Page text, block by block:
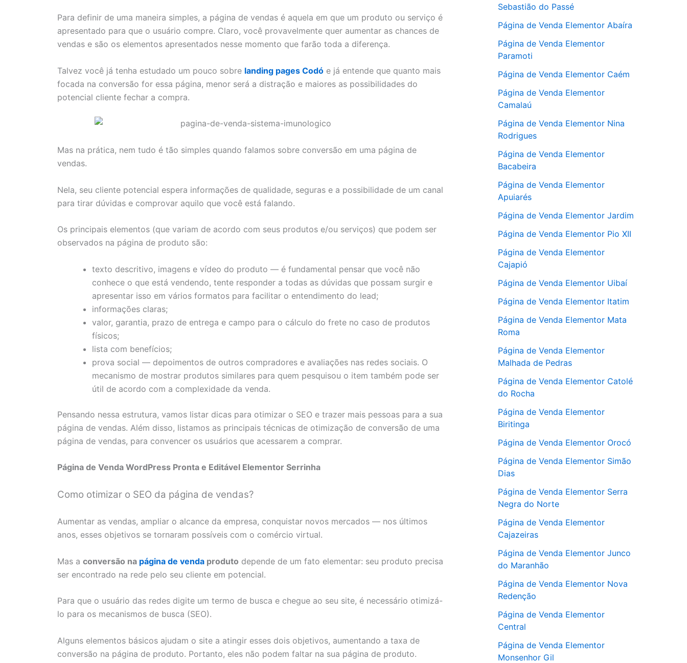
Para definir de uma maneira simples, a página de vendas é aquela em que um produto ou serviço é
apresentado para que o usuário compre. Claro, você provavelmente quer aumentar as chances de
vendas e são os elementos apresentados nesse momento que farão toda a diferença.
Talvez você já tenha estudado um pouco sobre landing pages Codó e já entende que quanto mais
focada na conversão for essa página, menor será a distração e maiores as possibilidades do
potencial cliente fechar a compra.
Mas na prática, nem tudo é tão simples quando falamos sobre conversão em uma página de
vendas.
Nela, seu cliente potencial espera informações de qualidade, seguras e a possibilidade de um canal
para tirar dúvidas e comprovar aquilo que você está falando.
Os principais elementos (que variam de acordo com seus produtos e/ou serviços) que podem ser
observados na página de produto são:
texto descritivo, imagens e vídeo do produto — é fundamental pensar que você não
conhece o que está vendendo, tente responder a todas as dúvidas que possam surgir e
apresentar isso em vários formatos para facilitar o entendimento do lead;
informações claras;
valor, garantia, prazo de entrega e campo para o cálculo do frete no caso de produtos
físicos;
lista com benefícios;
prova social — depoimentos de outros compradores e avaliações nas redes sociais. O
mecanismo de mostrar produtos similares para quem pesquisou o item também pode ser
útil de acordo com a complexidade da venda.
Pensando nessa estrutura, vamos listar dicas para otimizar o SEO e trazer mais pessoas para a sua
página de vendas. Além disso, listamos as principais técnicas de otimização de conversão de uma
página de vendas, para convencer os usuários que acessarem a comprar.
Página de Venda WordPress Pronta e Editável Elementor Serrinha
Como otimizar o SEO da página de vendas?
Aumentar as vendas, ampliar o alcance da empresa, conquistar novos mercados — nos últimos
anos, esses objetivos se tornaram possíveis com o comércio virtual.
Mas a conversão na página de venda produto depende de um fato elementar: seu produto precisa
ser encontrado na rede pelo seu cliente em potencial.
Para que o usuário das redes digite um termo de busca e chegue ao seu site, é necessário otimizá-
lo para os mecanismos de busca (SEO).
Alguns elementos básicos ajudam o site a atingir esses dois objetivos, aumentando a taxa de
conversão na página de produto. Portanto, eles não podem faltar na sua página de produto.
Sebastião do Passé
Página de Venda Elementor Abaíra
Página de Venda Elementor
Paramoti
Página de Venda Elementor Caém
Página de Venda Elementor
Camalaú
Página de Venda Elementor Nina
Rodrigues
Página de Venda Elementor
Bacabeira
Página de Venda Elementor
Apuiarés
Página de Venda Elementor Jardim
Página de Venda Elementor Pio XII
Página de Venda Elementor
Cajapió
Página de Venda Elementor Uibaí
Página de Venda Elementor Itatim
Página de Venda Elementor Mata
Roma
Página de Venda Elementor
Malhada de Pedras
Página de Venda Elementor Catolé
do Rocha
Página de Venda Elementor
Biritinga
Página de Venda Elementor Orocó
Página de Venda Elementor Simão
Dias
Página de Venda Elementor Serra
Negra do Norte
Página de Venda Elementor
Cajazeiras
Página de Venda Elementor Junco
do Maranhão
Página de Venda Elementor Nova
Redenção
Página de Venda Elementor
Central
Página de Venda Elementor
Monsenhor Gil